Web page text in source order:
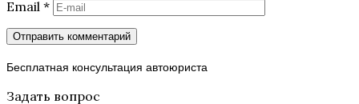
Email *
Бесплатная консультация автоюриста
Задать вопрос